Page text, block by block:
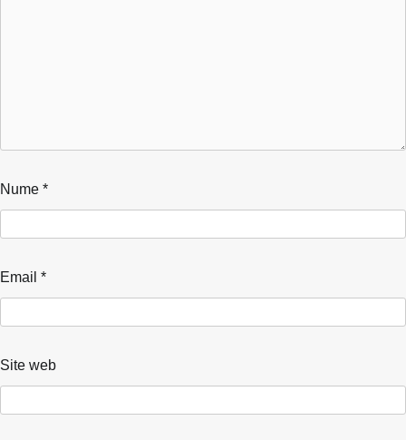
Nume *
Email *
Site web